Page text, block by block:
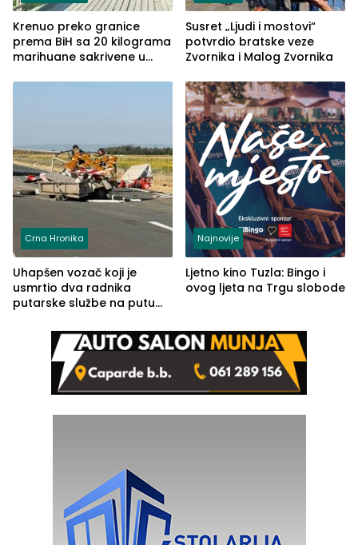
Krenuo preko granice
prema BiH sa 20 kilograma
marihuane sakrivene u
Susret „Ljudi i mostovi“
potvrdio bratske veze
Zvornika i Malog Zvornika
Crna Hronika
Uhapšen vozač koji je
usmrtio dva radnika
putarske službe na putu
(FOTO)
Najnovije
Ljetno kino Tuzla: Bingo i
ovog ljeta na Trgu slobode